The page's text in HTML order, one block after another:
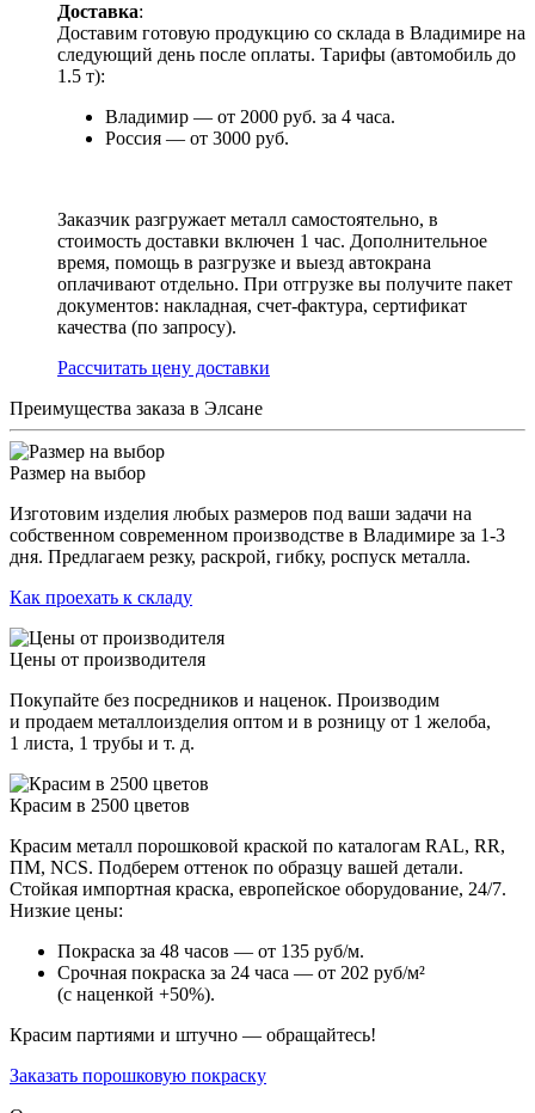
Доставка:
Доставим готовую продукцию со склада в Владимире на
следующий день после оплаты. Тарифы (автомобиль до
1.5 т):
Владимир — от 2000 руб. за 4 часа.
Россия — от 3000 руб.
Заказчик разгружает металл самостоятельно, в
стоимость доставки включен 1 час. Дополнительное
время, помощь в разгрузке и выезд автокрана
оплачивают отдельно. При отгрузке вы получите пакет
документов: накладная, счет-фактура, сертификат
качества (по запросу).
Раcсчитать цену доставки
Преимущества заказа в Элсане
Размер на выбор
Изготовим изделия любых размеров под ваши задачи на
собственном современном производстве в Владимире за 1-3
дня. Предлагаем резку, раскрой, гибку, роспуск металла.
Как проехать к складу
Цены от производителя
Покупайте без посредников и наценок. Производим
и продаем металлоизделия оптом и в розницу от 1 желоба,
1 листа, 1 трубы и т. д.
Красим в 2500 цветов
Красим металл порошковой краской по каталогам RAL, RR,
ПМ, NCS. Подберем оттенок по образцу вашей детали.
Стойкая импортная краска, европейское оборудование, 24/7.
Низкие цены:
Покраска за 48 часов — от 135 руб/м.
Срочная покраска за 24 часа — от 202 руб/м²
(с наценкой +50%).
Красим партиями и штучно — обращайтесь!
Заказать порошковую покраску